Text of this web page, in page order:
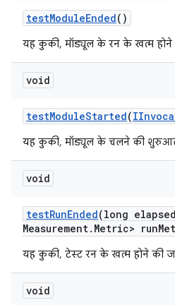
testModuleEnded()
यह कुकी, मॉड्यूल के रन के खत्म होने
void
testModuleStarted(
यह कुकी, मॉड्यूल के चलने की शुरुआत
void
testRunEnded(long elapsed
Measurement. Metric> run
यह कुकी, टेस्ट रन के खत्म होने की
void